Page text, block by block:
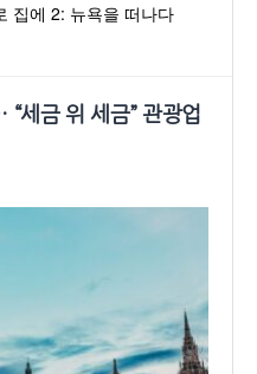
집에 2: 뉴욕을 떠나다
세금 위 세금” 관광업